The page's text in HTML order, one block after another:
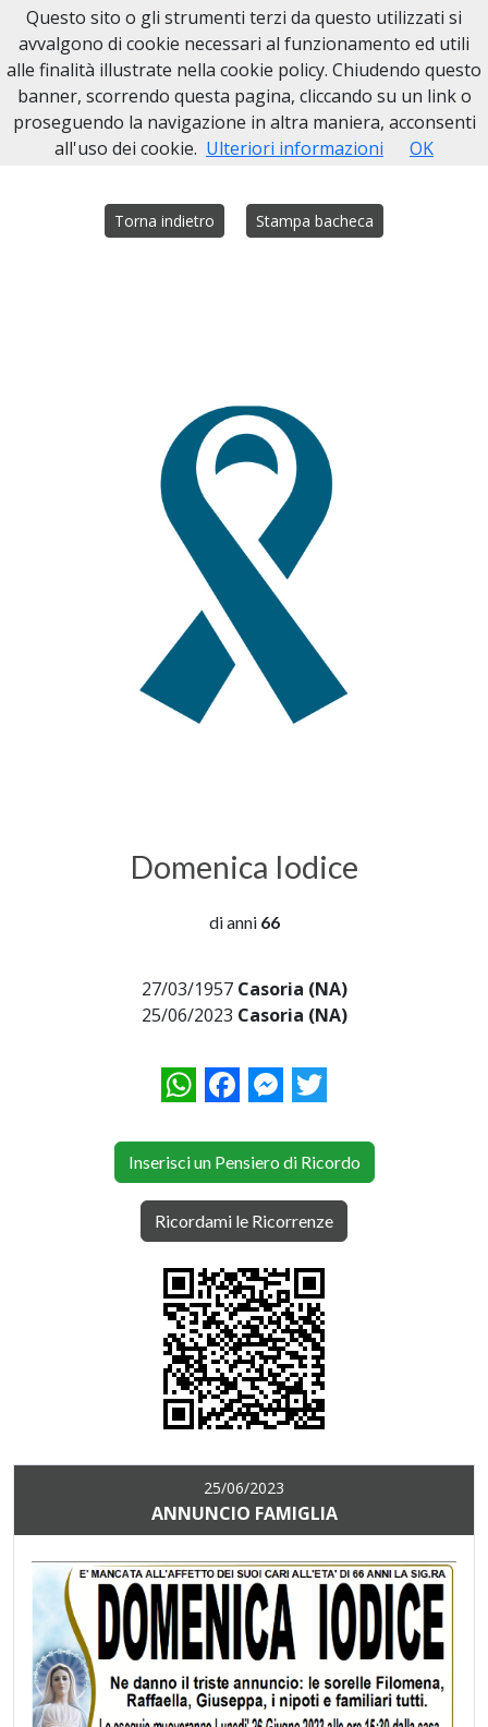
Necrologi Napoli
Home Italia NA Casoria Domenica Iodice
Torna indietro Stampa bacheca
Domenica Iodice
di anni 66
27/03/1957 Casoria (NA)
25/06/2023 Casoria (NA)
WhatsAppFacebookMessenger
Twitter
Inserisci un Pensiero di Ricordo
Ricordami le Ricorrenze
25/06/2023
ANNUNCIO FAMIGLIA
Questo sito o gli strumenti terzi da questo utilizzati si
avvalgono di cookie necessari al funzionamento ed utili
alle finalità illustrate nella cookie policy. Chiudendo questo
banner, scorrendo questa pagina, cliccando su un link o
proseguendo la navigazione in altra maniera, acconsenti
all'uso dei cookie. Ulteriori informazioni OK